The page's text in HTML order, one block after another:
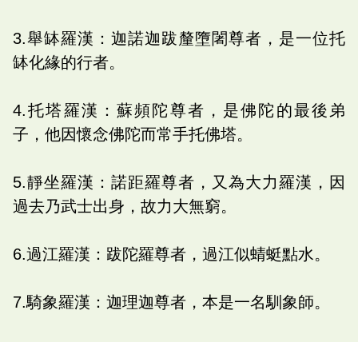
3.舉缽羅漢：迦諾迦跋釐墮闍尊者，是一位托
缽化緣的行者。
4.托塔羅漢：蘇頻陀尊者，是佛陀的最後弟
子，他因懷念佛陀而常手托佛塔。
5.靜坐羅漢：諾距羅尊者，又為大力羅漢，因
過去乃武士出身，故力大無窮。
6.過江羅漢：跋陀羅尊者，過江似蜻蜓點水。
7.騎象羅漢：迦理迦尊者，本是一名馴象師。